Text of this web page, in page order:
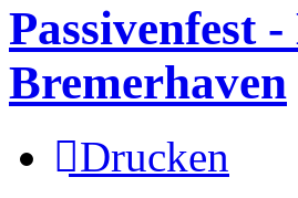
Passivenfest
Bremerhaven
Drucken